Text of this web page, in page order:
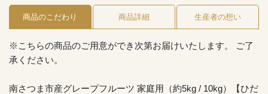
商品のこだわり 商品詳細 生産者の想い
※こちらの商品のご用意ができ次第お届けいたします。 ご了
承ください。
南さつま市産グレープフルーツ 家庭用（約5kg / 10kg）【ひだ